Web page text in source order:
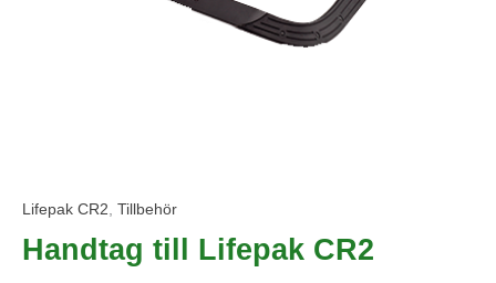
Lifepak CR2, Tillbehör
Handtag till Lifepak CR2